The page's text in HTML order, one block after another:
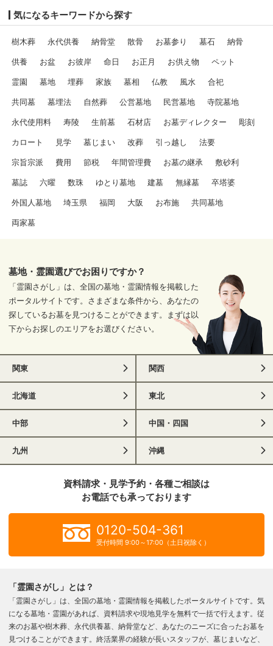
気になるキーワードから探す
樹木葬 永代供養 納骨堂 散骨 お墓参り 墓石 納骨
供養 お盆 お彼岸 命日 お正月 お供え物 ペット
霊園 墓地 埋葬 家族 墓相 仏教 風水 合祀
共同墓 墓埋法 自然葬 公営墓地 民営墓地 寺院墓地
永代使用料 寿陵 生前墓 石材店 お墓ディレクター 彫刻
カロート 見学 墓じまい 改葬 引っ越し 法要
宗旨宗派 費用 節税 年間管理費 お墓の継承 敷砂利
墓誌 六曜 数珠 ゆとり墓地 建墓 無縁墓 卒塔婆
外国人墓地 埼玉県 福岡 大阪 お布施 共同墓地
両家墓
墓地・霊園選びでお困りですか？
「霊園さがし」は、全国の墓地・霊園情報を掲載した
ポータルサイトです。さまざまな条件から、あなたの
探しているお墓を見つけることができます。まずは以
下からお探しのエリアをお選びください。
関東 関西
北海道 東北
中部 中国・四国
九州 沖縄
資料請求・見学予約・各種ご相談は
お電話でも承っております
0120-504-361
受付時間 9:00～17:00（土日祝除く）
「霊園さがし」とは？
「霊園さがし」は、全国の墓地・霊園情報を掲載したポータルサイトです。気
になる墓地・霊園があれば、資料請求や現地見学を無料で一括で行えます。従
来のお墓や樹木葬、永代供養墓、納骨堂など、あなたのニーズに合ったお墓を
見つけることができます。終活業界の経験が長いスタッフが、墓じまいなど、